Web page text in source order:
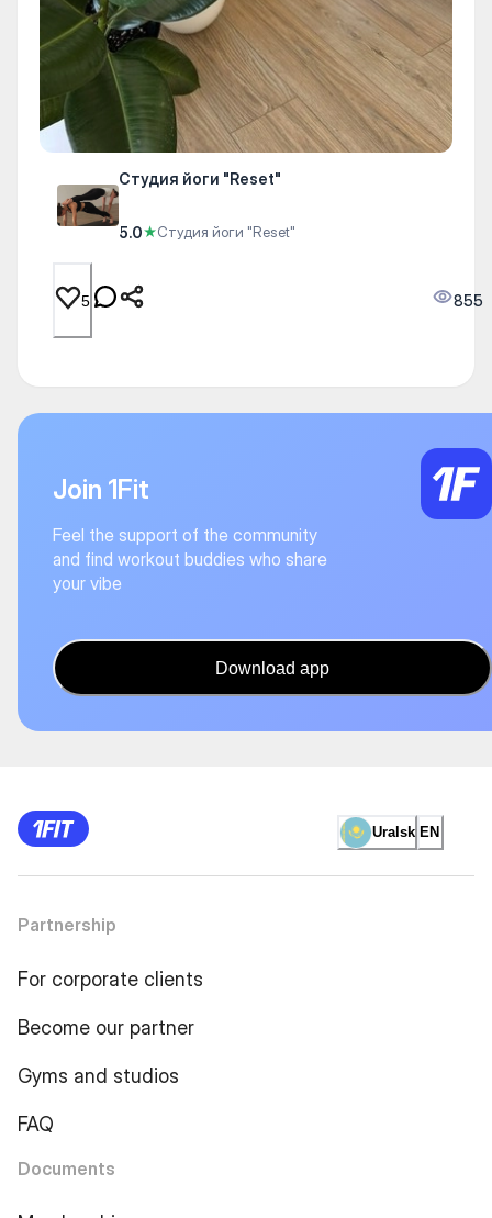
Студия йоги "Reset"
5.0★Студия йоги "Reset"
5 855
Join 1Fit
Feel the support of the community
and find workout buddies who share
your vibe
Download app
Uralsk EN
Partnership
For corporate clients
Become our partner
Gyms and studios
FAQ
Documents